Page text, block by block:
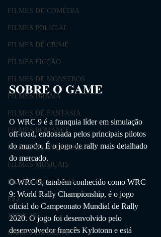
FILMES DE COMÉDIA
FILMES POLICIAL
FILMES DE CRIME
FILMES FICÇÃO
FILMES DE MONSTROS
FILMES DRAMA
FILMES DE FANTASIA
FILMES ROMANCE
FILMES DE AVENTURA
FILMES MUSICAIS
FILMES DE GUERRA
PS3
XBOX 360
GAMES EM BREVE
SOBRE O GAME
O WRC 9 é a franquia líder em simulação
off-road, endossada pelos principais pilotos
do mundo. É o jogo de rally mais detalhado
do mercado.
O WRC 9, também conhecido como WRC
9: World Rally Championship, é o jogo
oficial do Campeonato Mundial de Rally
2020. O jogo foi desenvolvido pelo
desenvolvedor francês Kylotonn e está